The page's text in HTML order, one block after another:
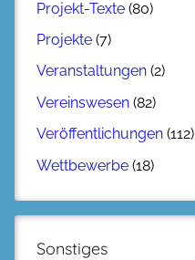
Projekt-Texte (80)
Projekte (7)
Veranstaltungen (2)
Vereinswesen (82)
Veröffentlichungen (112)
Wettbewerbe (18)
Sonstiges